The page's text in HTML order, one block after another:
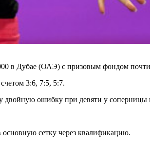
в Дубае (ОАЭ) с призовым фондом
3:6, 7:5, 5:7.
ошибку при девяти у соперницы
сетку через квалификацию.